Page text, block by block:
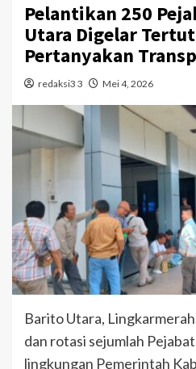
Pelantikan 250
Utara Digelar
Pertanyakan
redaksi3 3 Mei 4, 2026
Barito Utara,
dan rotasi sejumlah
lingkungan Pemerintah